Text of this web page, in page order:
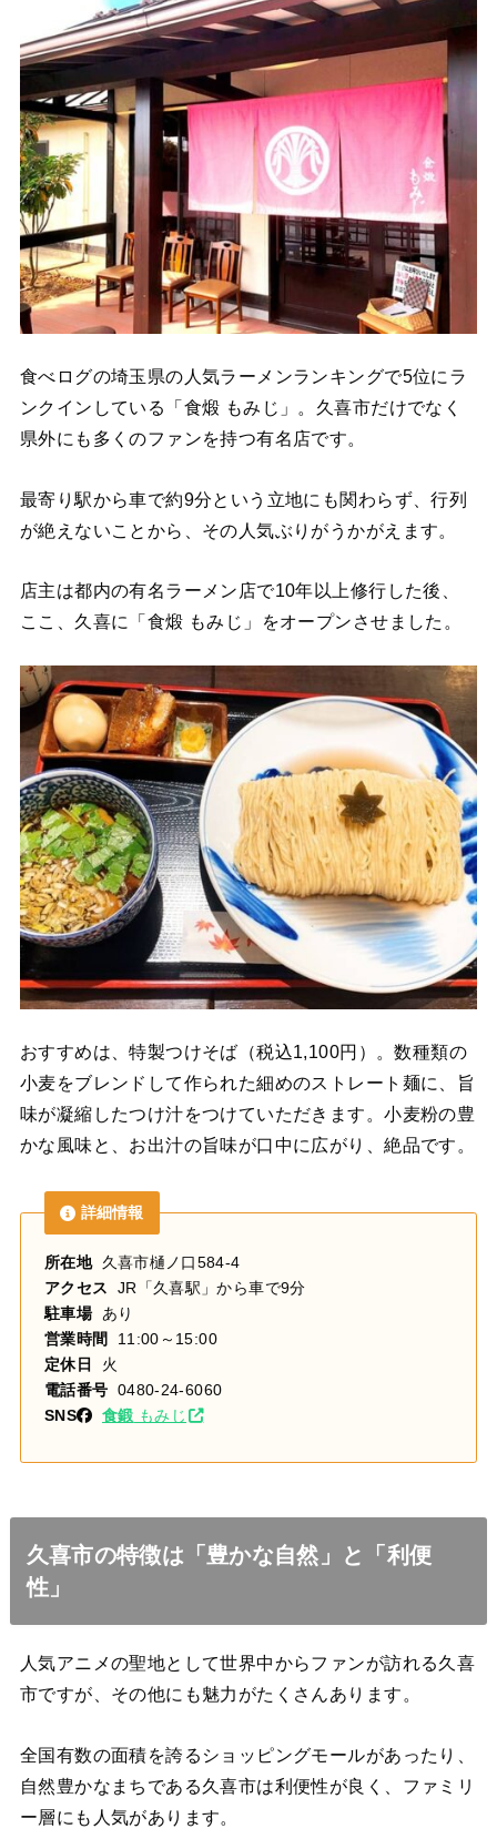
食べログの埼玉県の人気ラーメンランキングで5位にラ
ンクインしている「食煅 もみじ」。久喜市だけでなく
県外にも多くのファンを持つ有名店です。
最寄り駅から車で約9分という立地にも関わらず、行列
が絶えないことから、その人気ぶりがうかがえます。
店主は都内の有名ラーメン店で10年以上修行した後、
ここ、久喜に「食煅 もみじ」をオープンさせました。
おすすめは、特製つけそば（税込1,100円）。数種類の
小麦をブレンドして作られた細めのストレート麺に、旨
味が凝縮したつけ汁をつけていただきます。小麦粉の豊
かな風味と、お出汁の旨味が口中に広がり、絶品です。
詳細情報
所在地 久喜市樋ノ口584-4
アクセス JR「久喜駅」から車で9分
駐車場 あり
営業時間 11:00～15:00
定休日 火
電話番号 0480-24-6060
SNS
食鍛 もみじ
久喜市の特徴は「豊かな自然」と「利便
性」
人気アニメの聖地として世界中からファンが訪れる久喜
市ですが、その他にも魅力がたくさんあります。
全国有数の面積を誇るショッピングモールがあったり、
自然豊かなまちである久喜市は利便性が良く、ファミリ
ー層にも人気があります。